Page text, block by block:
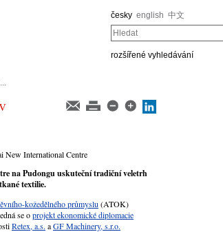
česky english 中文
Hledat
rozšířené vyhledávání
New International Centre
na Pudongu uskuteční tradiční veletrh
textilie.
kožedělného průmyslu(ATOK)
se oprojekt ekonomické diplomacie
Retex, a.s. aGF Machinery, s.r.o.